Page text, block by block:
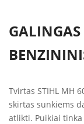
Tvirtas STIHL MH
skirtas sunkiems
atlikti. Puikiai